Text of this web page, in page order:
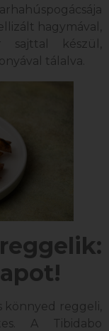
hagymával,
sajttal készül,
tálalva.
könnyed reggeli,
A Tibidabo